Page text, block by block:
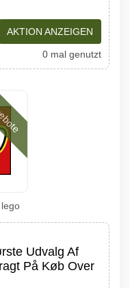
AKTION ANZEIGEN
0 mal genutzt
Udvalg Af
På Køb Over